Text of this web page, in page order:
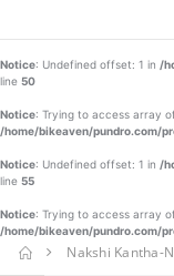
Notice: Undefined offset: 1 in /
line 50
Notice: Trying to access array
/home/bikeaven/pundro.com/
Notice: Undefined offset: 1 in /
line 55
Notice: Trying to access array
/home/bikeaven/pundro.com/
Nakshi Kantha-
BUY NOW